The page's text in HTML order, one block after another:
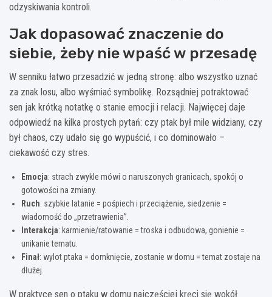
odzyskiwania kontroli.
Jak dopasować znaczenie do
siebie, żeby nie wpaść w przesadę
W senniku łatwo przesadzić w jedną stronę: albo wszystko uznać
za znak losu, albo wyśmiać symbolikę. Rozsądniej potraktować
sen jak krótką notatkę o stanie emocji i relacji. Najwięcej daje
odpowiedź na kilka prostych pytań: czy ptak był mile widziany, czy
był chaos, czy udało się go wypuścić, i co dominowało –
ciekawość czy stres.
Emocja: strach zwykle mówi o naruszonych granicach, spokój o
gotowości na zmiany.
Ruch: szybkie latanie = pośpiech i przeciążenie, siedzenie =
wiadomość do „przetrawienia”.
Interakcja: karmienie/ratowanie = troska i odbudowa, gonienie =
unikanie tematu.
Finał: wylot ptaka = domknięcie, zostanie w domu = temat zostaje na
dłużej.
W praktyce sen o ptaku w domu najczęściej kręci się wokół